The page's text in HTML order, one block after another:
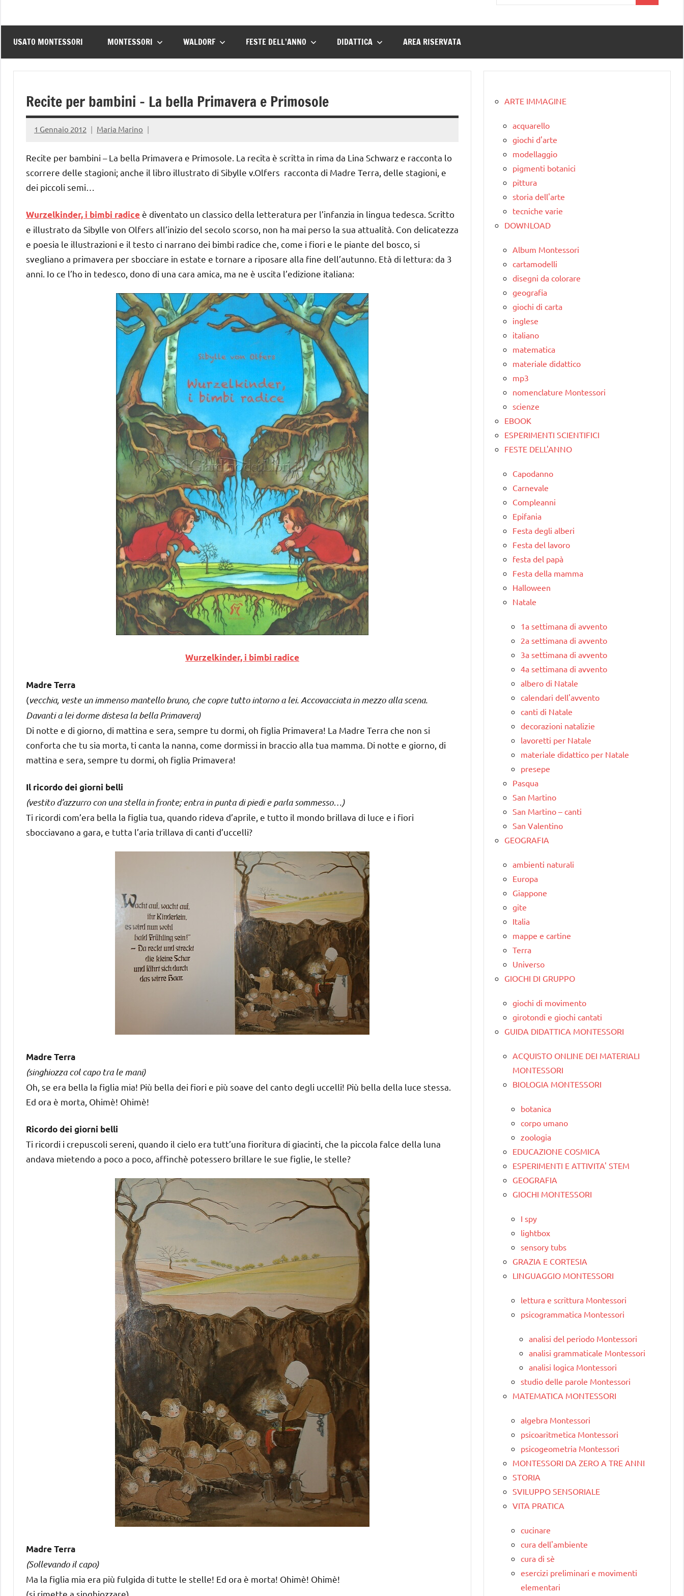
per:
USATO MONTESSORI MONTESSORI WALDORF FESTE DELL’ANNO DIDATTICA AREA RISERVATA
Recite per bambini – La bella Primavera e Primosole
1 Gennaio 2012 Maria Marino
Recite per bambini – La bella Primavera e Primosole. La recita è scritta in rima da Lina Schwarz e racconta lo
scorrere delle stagioni; anche il libro illustrato di Sibylle v.Olfers racconta di Madre Terra, delle stagioni, e
dei piccoli semi…
Wurzelkinder, i bimbi radiceè diventato un classico della letteratura per l’infanzia in lingua tedesca. Scritto
e illustrato da Sibylle von Olfers all’inizio del secolo scorso, non ha mai perso la sua attualità. Con delicatezza
e poesia le illustrazioni e il testo ci narrano dei bimbi radice che, come i fiori e le piante del bosco, si
svegliano a primavera per sbocciare in estate e tornare a riposare alla fine dell’autunno. Età di lettura: da 3
anni. Io ce l’ho in tedesco, dono di una cara amica, ma ne è uscita l’edizione italiana:
Wurzelkinder, i bimbi radice
Madre Terra
(vecchia, veste un immenso mantello bruno, che copre tutto intorno a lei. Accovacciata in mezzo alla scena.
Davanti a lei dorme distesa la bella Primavera)
Di notte e di giorno, di mattina e sera, sempre tu dormi, oh figlia Primavera! La Madre Terra che non si
conforta che tu sia morta, ti canta la nanna, come dormissi in braccio alla tua mamma. Di notte e giorno, di
mattina e sera, sempre tu dormi, oh figlia Primavera!
Il ricordo dei giorni belli
(vestito d’azzurro con una stella in fronte; entra in punta di piedi e parla sommesso…)
Ti ricordi com’era bella la figlia tua, quando rideva d’aprile, e tutto il mondo brillava di luce e i fiori
sbocciavano a gara, e tutta l’aria trillava di canti d’uccelli?
Madre Terra
(singhiozza col capo tra le mani)
Oh, se era bella la figlia mia! Più bella dei fiori e più soave del canto degli uccelli! Più bella della luce stessa.
Ed ora è morta, Ohimè! Ohimè!
Ricordo dei giorni belli
Ti ricordi i crepuscoli sereni, quando il cielo era tutt’una fioritura di giacinti, che la piccola falce della luna
andava mietendo a poco a poco, affinchè potessero brillare le sue figlie, le stelle?
Madre Terra
(Sollevando il capo)
Ma la figlia mia era più fulgida di tutte le stelle! Ed ora è morta! Ohimè! Ohimè!
(si rimette a singhiozzare)
ARTE IMMAGINE
acquarello
giochi d'arte
modellaggio
pigmenti botanici
pittura
storia dell'arte
tecniche varie
DOWNLOAD
Album Montessori
cartamodelli
disegni da colorare
geografia
giochi di carta
inglese
italiano
matematica
materiale didattico
mp3
nomenclature Montessori
scienze
EBOOK
ESPERIMENTI SCIENTIFICI
FESTE DELL'ANNO
Capodanno
Carnevale
Compleanni
Epifania
Festa degli alberi
Festa del lavoro
festa del papà
Festa della mamma
Halloween
Natale
1a settimana di avvento
2a settimana di avvento
3a settimana di avvento
4a settimana di avvento
albero di Natale
calendari dell'avvento
canti di Natale
decorazioni natalizie
lavoretti per Natale
materiale didattico per Natale
presepe
Pasqua
San Martino
San Martino – canti
San Valentino
GEOGRAFIA
ambienti naturali
Europa
Giappone
gite
Italia
mappe e cartine
Terra
Universo
GIOCHI DI GRUPPO
giochi di movimento
girotondi e giochi cantati
GUIDA DIDATTICA MONTESSORI
ACQUISTO ONLINE DEI MATERIALI
MONTESSORI
BIOLOGIA MONTESSORI
botanica
corpo umano
zoologia
EDUCAZIONE COSMICA
ESPERIMENTI E ATTIVITA' STEM
GEOGRAFIA
GIOCHI MONTESSORI
I spy
lightbox
sensory tubs
GRAZIA E CORTESIA
LINGUAGGIO MONTESSORI
lettura e scrittura Montessori
psicogrammatica Montessori
analisi del periodo Montessori
analisi grammaticale Montessori
analisi logica Montessori
studio delle parole Montessori
MATEMATICA MONTESSORI
algebra Montessori
psicoaritmetica Montessori
psicogeometria Montessori
MONTESSORI DA ZERO A TRE ANNI
STORIA
SVILUPPO SENSORIALE
VITA PRATICA
cucinare
cura dell'ambiente
cura di sè
esercizi preliminari e movimenti
elementari